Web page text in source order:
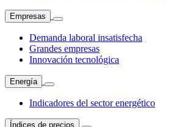
Empresas
Demanda laboral insatisfecha
Grandes empresas
Innovación tecnológica
Energía
Indicadores del sector energético
Índices de precios